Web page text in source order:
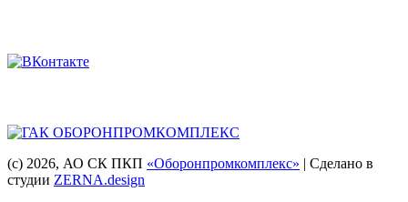
(с) 2026, АО СК ПКП «Оборонпромкомплекс» | Сделано в
студии ZERNA.design